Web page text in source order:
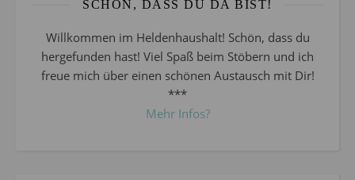
SCHÖN, DASS DU DA BIST!
Willkommen im Heldenhaushalt! Schön, dass du
hergefunden hast! Viel Spaß beim Stöbern und ich
freue mich über einen schönen Austausch mit Dir!
***
Mehr Infos?